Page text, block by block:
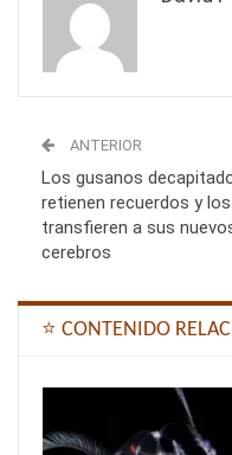
ANTERIOR
Los gusanos
retienen recuerdos y los
transfieren a sus
cerebros
⭐ CONTENIDO